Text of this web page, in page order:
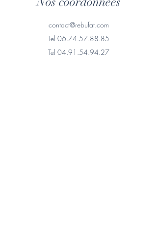
contact@rebufat.com
Tel 06.74.57.88.85
Tel 04.91.54.94.27